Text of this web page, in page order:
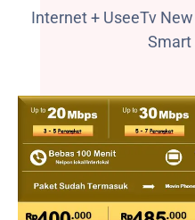
Internet + UseeTv
Smart